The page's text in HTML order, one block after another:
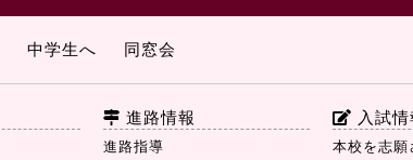
中学生へ 同窓会
進路情報
進路指導
入試情
本校を志願